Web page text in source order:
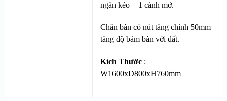
ngăn kéo + 1 cánh mở.
Chân bàn có nút tăng chỉnh 50mm
tăng độ bám bàn với đất.
Kích Thước :
W1600xD800xH760mm